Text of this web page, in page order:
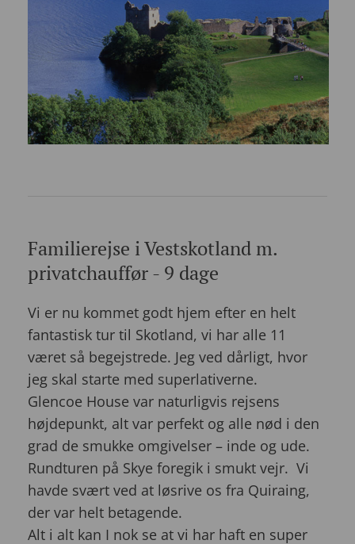
Familierejse i Vestskotland m.
privatchauffør - 9 dage
Vi er nu kommet godt hjem efter en helt
fantastisk tur til Skotland, vi har alle 11
været så begejstrede. Jeg ved dårligt, hvor
jeg skal starte med superlativerne.
Glencoe House var naturligvis rejsens
højdepunkt, alt var perfekt og alle nød i den
grad de smukke omgivelser – inde og ude.
Rundturen på Skye foregik i smukt vejr. Vi
havde svært ved at løsrive os fra Quiraing,
der var helt betagende.
Alt i alt kan I nok se at vi har haft en super